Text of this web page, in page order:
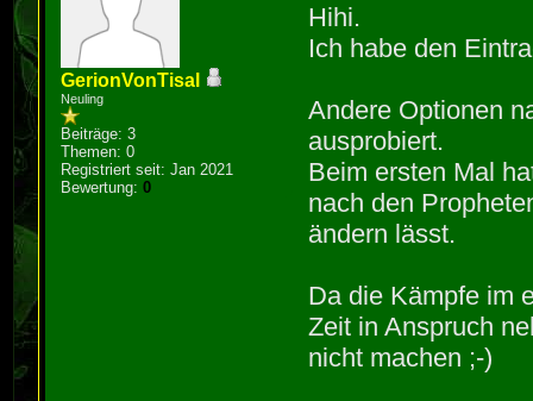
GerionVonTisal
Neuling
Beiträge: 3
Themen: 0
Registriert seit: Jan 2021
Bewertung:0
Hihi.
Ich habe den
Andere Optionen
ausprobiert.
Beim ersten Mal
nach den
ändern lässt.
Da die Kämpfe im
Zeit in Anspruch
nicht machen ;-)